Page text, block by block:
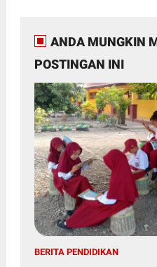
ANDA MUNGKIN
POSTINGAN INI
BERITA PENDIDIKAN